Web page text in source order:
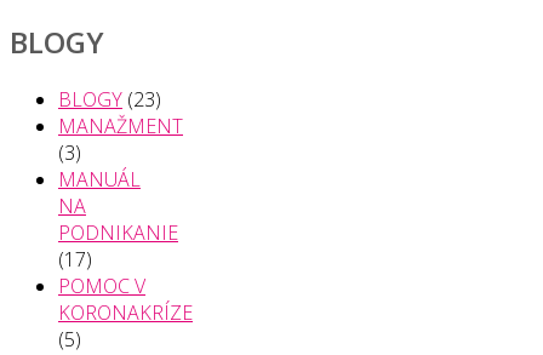
BLOGY
BLOGY (23)
MANAŽMENT
(3)
MANUÁL
NA
PODNIKANIE
(17)
POMOC V
KORONAKRÍZE
(5)